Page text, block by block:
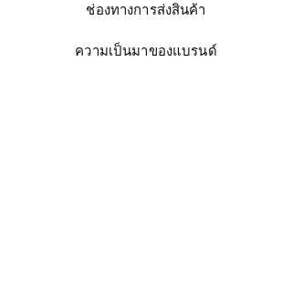
ช่องทางการส่งสินค้า
ความเป็นมาของแบรนด์